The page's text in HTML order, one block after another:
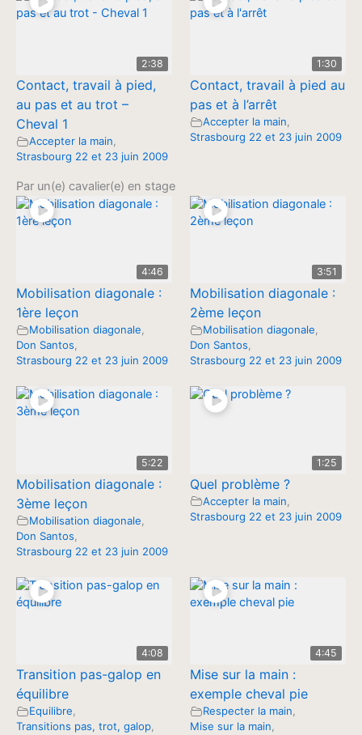
2:38
Contact, travail à pied,
au pas et au trot –
Cheval 1
Accepter la main
Strasbourg 22 et 23 juin 2009
1:30
Contact, travail à pied au
pas et à l’arrêt
Accepter la main
Strasbourg 22 et 23 juin 2009
Par un(e) cavalier(e) en stage
4:46
Mobilisation diagonale :
1ère leçon
Mobilisation diagonale,
Don Santos,
Strasbourg 22 et 23 juin 2009
3:51
Mobilisation diagonale :
2ème leçon
Mobilisation diagonale,
Don Santos,
Strasbourg 22 et 23 juin 2009
5:22
Mobilisation diagonale :
3ème leçon
Mobilisation diagonale
Don Santos
Strasbourg 22 et 23 juin 2009
1:25
Quel problème ?
Accepter la main
Strasbourg 22 et 23 juin 2009
4:08
Transition pas-galop en
équilibre
Equilibre,
Transitions pas, trot, galop,
4:45
Mise sur la main :
exemple cheval pie
Respecter la main,
Mise sur la main,